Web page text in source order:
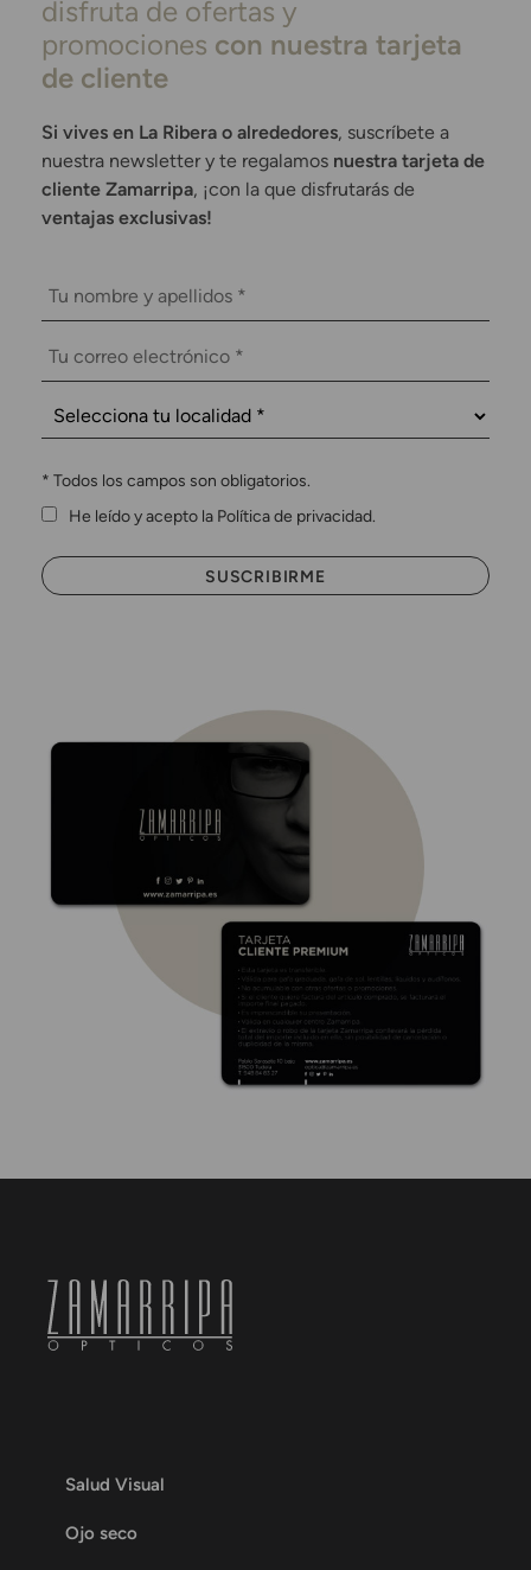
disfruta de ofertas y
promociones con nuestra tarjeta
de cliente
Si vives en La Ribera o alrededores, suscríbete a
nuestra newsletter y te regalamos nuestra tarjeta de
cliente Zamarripa, ¡con la que disfrutarás de
ventajas exclusivas!
* Todos los campos son obligatorios.
He leído y acepto la Política de privacidad.
Salud Visual
Ojo seco